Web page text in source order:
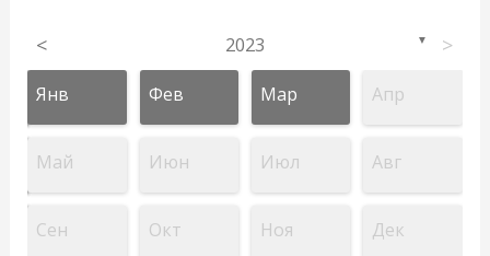
< 2023 ▼ >
Янв Фев Мар Апр
Май Июн Июл Авг
Сен Окт Ноя Дек